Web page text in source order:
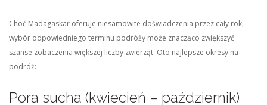
Choć Madagaskar oferuje niesamowite doświadczenia przez cały rok,
wybór odpowiedniego terminu podróży może znacząco zwiększyć
szanse zobaczenia większej liczby zwierząt. Oto najlepsze okresy na
podróż:
Pora sucha (kwiecień – październik)